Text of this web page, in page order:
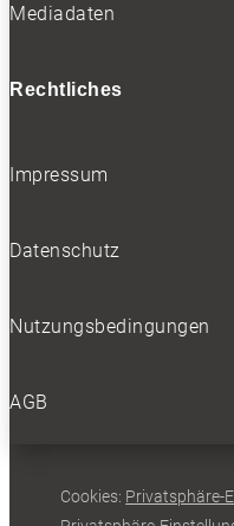
Mediadaten
Rechtliches
Impressum
Datenschutz
Nutzungsbedingungen
AGB
Cookies: Privatsphäre-